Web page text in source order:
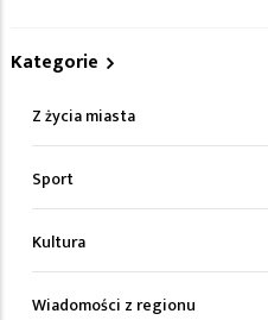
Kategorie
Z życia miasta
Sport
Kultura
Wiadomości z regionu